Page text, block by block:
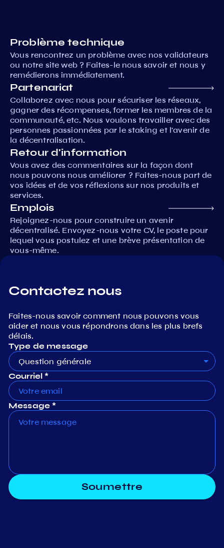
Problème technique
Vous rencontrez un problème avec nos validateurs
ou notre site web ? Faites-le nous savoir et nous y
remédierons immédiatement.
Partenariat
Collaborez avec nous pour sécuriser les réseaux,
gagner des récompenses, former les membres de la
communauté, etc. Nous voulons travailler avec des
personnes passionnées par le staking et l'avenir de
la décentralisation.
Retour d'information
Vous avez des commentaires sur la façon dont
nous pouvons nous améliorer ? Faites-nous part de
vos idées et de vos réflexions sur nos produits et
services.
Emplois
Rejoignez-nous pour construire un avenir
décentralisé. Envoyez-nous votre CV, le poste pour
lequel vous postulez et une brève présentation de
vous-même.
Contactez nous
Faites-nous savoir comment nous pouvons vous
aider et nous vous répondrons dans les plus brefs
délais.
Type de message
Question générale
Courriel *
Message *
Soumettre